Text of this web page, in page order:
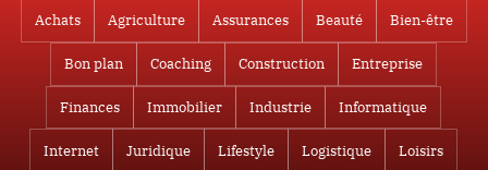
Achats Agriculture Assurances Beauté Bien-être
Bon plan Coaching Construction Entreprise
Finances Immobilier Industrie Informatique
Internet Juridique Lifestyle Logistique Loisirs